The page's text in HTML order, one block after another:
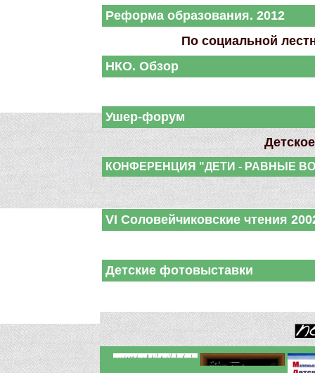
Реформа образования. 2012
По социальной
НКО. Обзор
Ушер-форум
КОНФЕРЕНЦИЯ "ДЕТИ - РАВНЫЕ
VI Соловейчиковские чтения
Детские фотовыставки